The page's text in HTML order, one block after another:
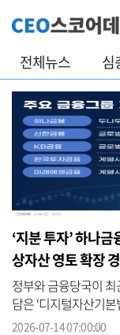
전체뉴스 심
‘지분 투자’ 하나
상자산 영토 확장
정부와 금융당국이
담은 ‘디지털자산기
지주사들의 가상자산
2026-07-14 07:00:00